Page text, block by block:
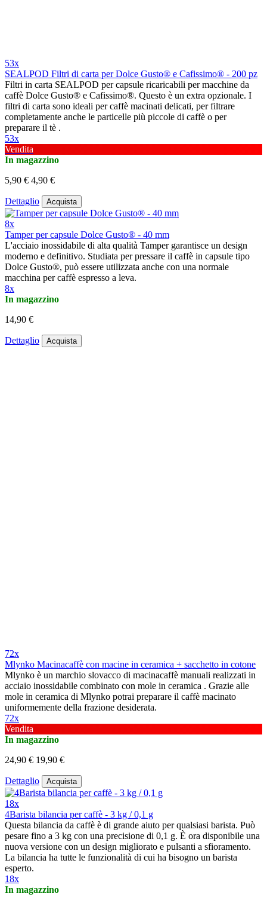
53x
SEALPOD Filtri di carta per Dolce Gusto® e Cafissimo® - 200 pz
Filtri in carta SEALPOD per capsule ricaricabili per macchine da
caffè Dolce Gusto® e Cafissimo®. Questo è un extra opzionale. I
filtri di carta sono ideali per caffè macinati delicati, per filtrare
completamente anche le particelle più piccole di caffè o per
preparare il tè .
53x
Vendita
In magazzino
5,90 € 4,90 €
Dettaglio Acquista
8x
Tamper per capsule Dolce Gusto® - 40 mm
L'acciaio inossidabile di alta qualità Tamper garantisce un design
moderno e definitivo. Studiata per pressare il caffè in capsule tipo
Dolce Gusto®, può essere utilizzata anche con una normale
macchina per caffè espresso a leva.
8x
In magazzino
14,90 €
Dettaglio Acquista
72x
Mlynko Macinacaffè con macine in ceramica + sacchetto in cotone
Mlynko è un marchio slovacco di macinacaffè manuali realizzati in
acciaio inossidabile combinato con mole in ceramica . Grazie alle
mole in ceramica di Mlynko potrai preparare il caffè macinato
uniformemente della frazione desiderata.
72x
Vendita
In magazzino
24,90 € 19,90 €
Dettaglio Acquista
18x
4Barista bilancia per caffè - 3 kg / 0,1 g
Questa bilancia da caffè è di grande aiuto per qualsiasi barista. Può
pesare fino a 3 kg con una precisione di 0,1 g. È ora disponibile una
nuova versione con un design migliorato e pulsanti a sfioramento.
La bilancia ha tutte le funzionalità di cui ha bisogno un barista
esperto.
18x
In magazzino